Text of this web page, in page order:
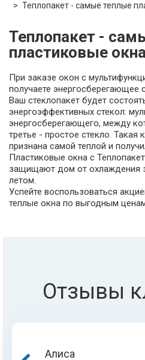
Теплопакет - самые теплые
Теплопакет -
пластиковые
При заказе окон с
получаете энергосберегающее
Ваш стеклопакет будет
энергоэффективных стекол:
энергосберегающего, между
третье - простое стекло. Такая
признана самой теплой и
Пластиковые окна с
защищают дом от охлаждения
летом.
Успейте воспользоваться
теплые окна по выгодным
Отзывы
Алиса
Жанна
Гульнара
Асан